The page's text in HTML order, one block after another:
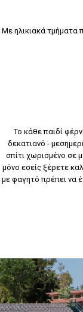
Με ηλικιακά τμήματα
Το κάθε παιδί
δεκατιανό -
σπίτι χωρισμένο σε
μόνο εσείς ξέρετε
με φαγητό πρέπει να